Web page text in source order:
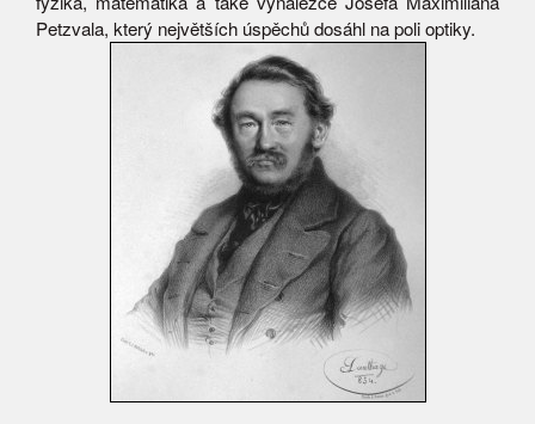
Petzvala, který největších úspěchů dosáhl na poli optiky.